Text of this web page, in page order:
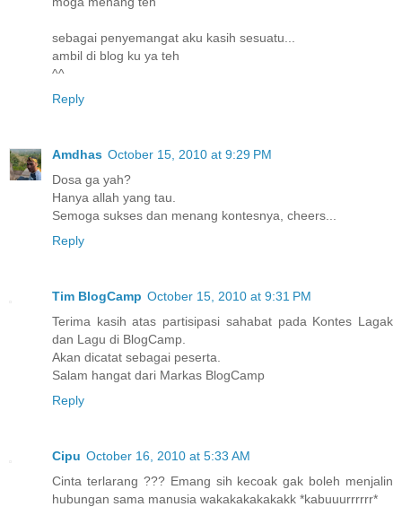
sebagai penyemangat aku kasih sesuatu...
ambil di blog ku ya teh
^^
Reply
Amdhas October 15, 2010 at 9:29 PM
Dosa ga yah?
Hanya allah yang tau.
Semoga sukses dan menang kontesnya, cheers...
Reply
Tim BlogCamp October 15, 2010 at 9:31 PM
Terima kasih atas partisipasi sahabat pada Kontes Lagak
dan Lagu di BlogCamp.
Akan dicatat sebagai peserta.
Salam hangat dari Markas BlogCamp
Reply
Cipu October 16, 2010 at 5:33 AM
Cinta terlarang ??? Emang sih kecoak gak boleh menjalin
hubungan sama manusia wakakakakakakk *kabuuurrrrrr*